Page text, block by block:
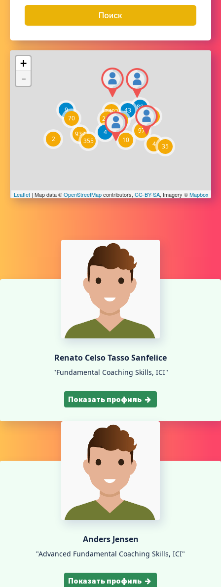
Поиск
43
4
9
7
4
10
88
2
35
97
70
937
486
355
284
3402
+
-
Leaflet | Map data ©OpenStreetMapcontributors, CC-BY-SA, Imagery ©Mapbox
Renato Celso Tasso Sanfelice
"Fundamental Coaching Skills, ICI"
Показать профиль
Anders Jensen
"Advanced Fundamental Coaching Skills, ICI"
Показать профиль